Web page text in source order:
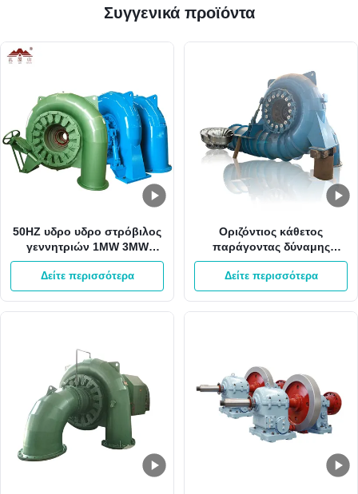
Συγγενικά προϊόντα
50HZ υδρο υδρο στρόβιλος
γεννητριών 1MW 3MW
Pelton Francis δύναμης
Δείτε περισσότερα
Οριζόντιος κάθετος
παράγοντας δύναμης
γεννητριών 2000kw 0,8
υδροηλεκτρικής ενέργειας
Δείτε περισσότερα